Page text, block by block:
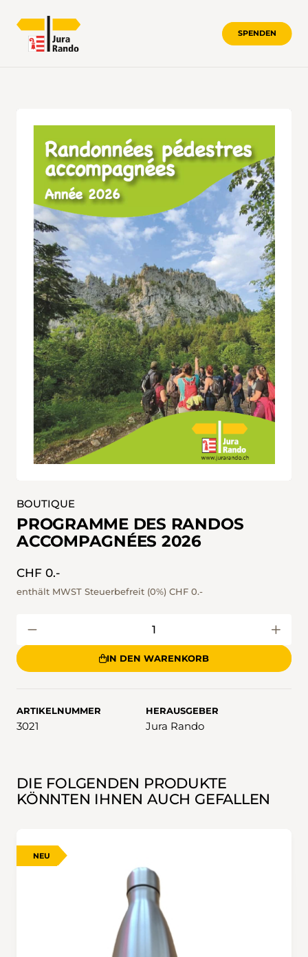
SPENDEN
BOUTIQUE
PROGRAMME DES RANDOS
ACCOMPAGNÉES 2026
CHF 0.-
enthält MWST Steuerbefreit (0%) CHF 0.-
IN DEN WARENKORB
ARTIKELNUMMER
3021
HERAUSGEBER
Jura Rando
DIE FOLGENDEN PRODUKTE
KÖNNTEN IHNEN AUCH GEFALLEN
NEU